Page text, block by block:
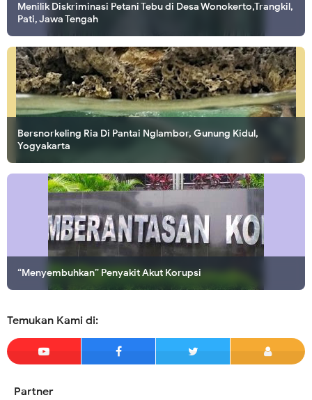
Menilik Diskriminasi Petani Tebu di Desa Wonokerto,Trangkil,
Pati, Jawa Tengah
Bersnorkeling Ria Di Pantai Nglambor, Gunung Kidul,
Yogyakarta
“Menyembuhkan” Penyakit Akut Korupsi
Membuka Pintu Surga dengan Memelihara Anak Yatim
Temukan Kami di:
Partner